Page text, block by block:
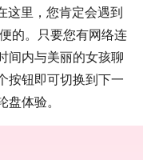
这里，您肯定会遇到
的。只要您有网络连
间内与美丽的女孩聊
按钮即可切换到下一
体验。